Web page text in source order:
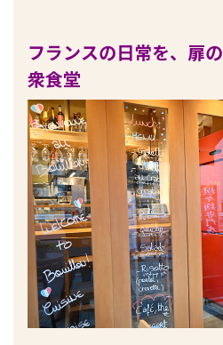
フランスの日常を、扉
衆食堂